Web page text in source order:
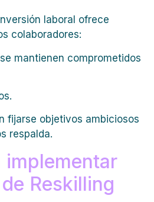
laboral ofrece
colaboradores:
mantienen comprometidos
fijarse objetivos ambiciosos
respalda.
implementar
Reskilling